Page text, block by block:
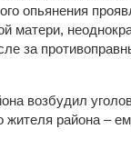
опьянения
матери,
за
возбудил
района –